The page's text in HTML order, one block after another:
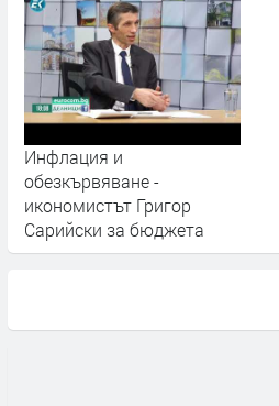
Инфлация и
обезкървяване -
икономистът Григор
Сарийски за бюджета